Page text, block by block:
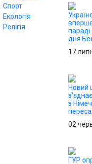
Спорт
Екологія
Релігія
дня
17
Новий
з
02
ГУР